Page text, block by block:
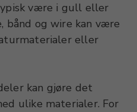
være i gull eller
bånd og wire kan være
eller
kan gjøre det
ulike materialer. For